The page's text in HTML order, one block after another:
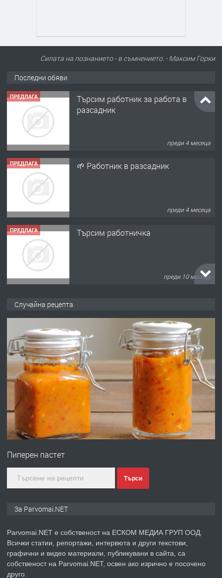
Силата на познанието - в съмнението. - Максим Горки
Последни обяви
ПРЕДЛАГА
Търсим работник за работа в
разсадник
преди 4 месеца
ПРЕДЛАГА 🌱 Работник в разсадник
преди 4 месеца
ПРЕДЛАГА Търсим работничка
преди 10 месеца
преди 1 година
ПРЕДЛАГА Работа за общи работници
преди 1 година
ПРЕДЛАГА
Първи поход "По стъпките на Ангел
преди 1 година
ПРЕДЛАГА Уроци по Математика
Случайна рецепта
Пиперен пастет
Търси
За Parvomai.NET
Parvomai.NET е собственост на ЕСКОМ МЕДИА ГРУП ООД.
Всички статии, репортажи, интервюта и други текстови,
графични и видео материали, публикувани в сайта, са
собственост на Parvomai.NET, освен ако изрично е посочено
друго.